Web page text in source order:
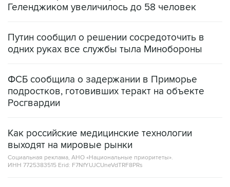
Геленджиком увеличилось до 58 человек
Путин сообщил о решении сосредоточить в
одних руках все службы тыла Минобороны
ФСБ сообщила о задержании в Приморье
подростков, готовивших теракт на объекте
Росгвардии
Как российские медицинские технологии
выходят на мировые рынки
Социальная реклама, АНО «Национальные приоритеты».
ИНН 7725383515 Erid: F7NfYUJCUneVdTRF8PRs